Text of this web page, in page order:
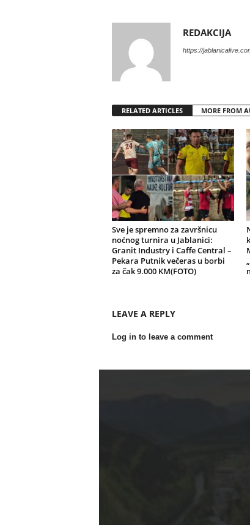
REDAKCIJA
https://
RELATED ARTICLES MORE FROM
Sve je spremno za završnicu
noćnog turnira u Jablanici:
Granit Industry i Caffe Central –
Pekara Putnik večeras u borbi
za čak 9.000 KM(FOTO)
LEAVE A REPLY
Log in to leave a comment